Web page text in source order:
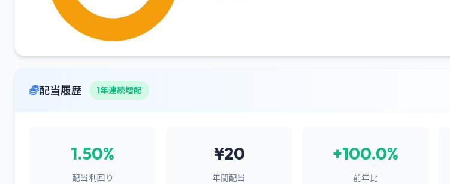
配当履歴 1年連続増配
1.50%
配当利回り
¥20
年間配当
+100.0%
前年比